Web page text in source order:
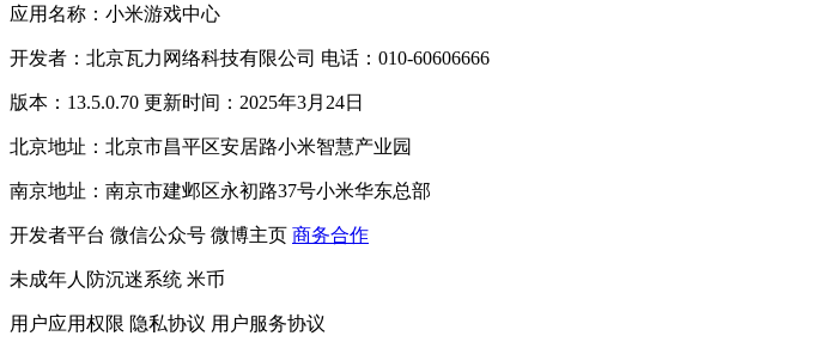
应用名称：小米游戏中心
开发者：北京瓦力网络科技有限公司 电话：010-60606666
版本：13.5.0.70 更新时间：2025年3月24日
北京地址：北京市昌平区安居路小米智慧产业园
南京地址：南京市建邺区永初路37号小米华东总部
开发者平台 微信公众号 微博主页 商务合作
未成年人防沉迷系统 米币
用户应用权限 隐私协议 用户服务协议